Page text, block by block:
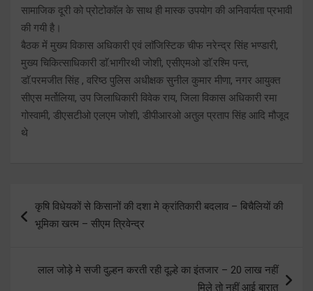
सामाजिक दूरी को प्रोटोकाॅल के साथ ही मास्क उपयोग की अनिवार्यता प्रभावी
की गयी है।
बैठक में मुख्य विकास अधिकारी एवं लाॅजिस्टिक चीफ नरेन्द्र सिंह भण्डारी,
मुख्य चिकित्साधिकारी डाॅ.भागीरथी जोशी, एसीएमओ डाॅ.रश्मि पन्त,
डाॅ.परमजीत सिंह , वरिष्ठ पुलिस अधीक्षक सुनील कुमार मीणा, नगर आयुक्त
सीएस मर्तोलिया, उप जिलाधिकारी विवेक राय, जिला विकास अधिकारी रमा
गोस्वामी, डीएसटीओ एलएम जोशी, डीपीआरओ अतुल प्रताप सिंह आदि मौजूद
थे
navigation
कृषि विधेयकों से किसानों की दशा मे क्रांतिकारी बदलाव – बिचैलियों की
भूमिका खत्म – सीएम त्रिवेन्द्र
लाल जोड़े मे सजी दुल्हन करती रही दूल्हे का इंतजार – 20 लाख नहीं
मिले तो नहीं आई बारात